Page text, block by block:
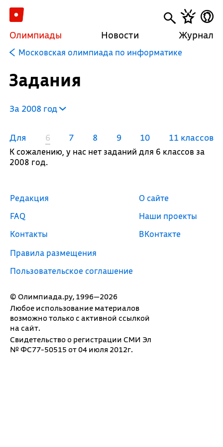
Олимпиады Новости Журнал
Московская олимпиада по информатике
Задания
За 2008 год
Для 6 7 8 9 10 11 классов
К сожалению, у нас нет заданий для 6 классов за
2008 год.
© Олимпиада.ру, 1996—2026
Любое использование материалов
возможно только с активной ссылкой
на сайт.
Свидетельство о регистрации СМИ Эл
№ ФС77-50515 от 04 июля 2012г.
Редакция
FAQ
Контакты
Правила размещения
Пользовательское соглашение
О сайте
Наши проекты
ВКонтакте